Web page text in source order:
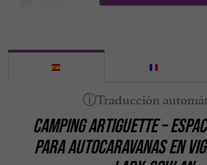
Lavadora
Orillas de Lago / Río
Ping pong
Se habla Español
CAMPING ARTIGUETTE –
PARA AUTOCARAVANAS EN